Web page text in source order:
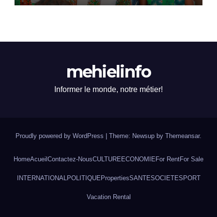
mehielinfo
Informer le monde, notre métier!
Proudly powered by WordPress Theme: Newsup by Themeansar.
HomeAcueil Contactez-NousCULTURE ECONOMIE For RentFor Sale
INTERNATIONALPOLITIQUE PropertiesSANTESOCIETESPORT
Vacation Rental